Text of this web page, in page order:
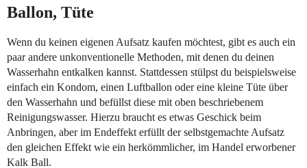
Ballon, Tüte
Wenn du keinen eigenen Aufsatz kaufen möchtest, gibt es auch ein
paar andere unkonventionelle Methoden, mit denen du deinen
Wasserhahn entkalken kannst. Stattdessen stülpst du beispielsweise
einfach ein Kondom, einen Luftballon oder eine kleine Tüte über
den Wasserhahn und befüllst diese mit oben beschriebenem
Reinigungswasser. Hierzu braucht es etwas Geschick beim
Anbringen, aber im Endeffekt erfüllt der selbstgemachte Aufsatz
den gleichen Effekt wie ein herkömmlicher, im Handel erworbener
Kalk Ball.